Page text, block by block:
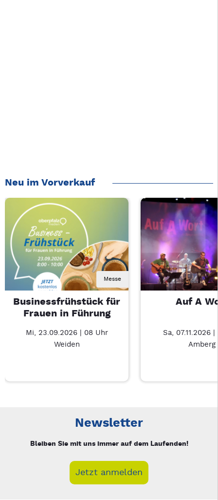
Neu im Vorverkauf
Messe
Businessfrühstück für
Frauen in Führung
Mi, 23.09.2026 | 08 Uhr
Weiden
Auf A
Sa, 07.11.2026
Amberg
Newsletter
Bleiben Sie mit uns immer auf dem Laufenden!
Jetzt anmelden